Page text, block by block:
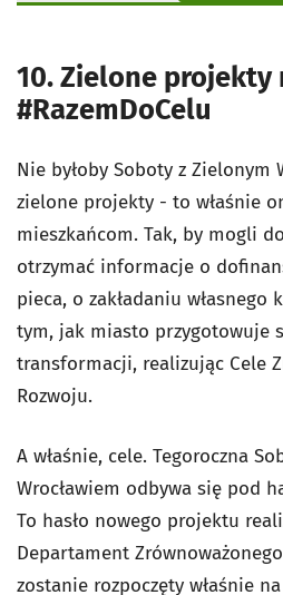
10. Zielone projekty
#RazemDoCelu
Nie byłoby Soboty z Zielonym
zielone projekty - to właśnie
mieszkańcom. Tak, by mogli
otrzymać informacje o
pieca, o zakładaniu własnego
tym, jak miasto przygotowuje
transformacji, realizując Cele
Rozwoju.
A właśnie, cele. Tegoroczna
Wrocławiem odbywa się pod
To hasło nowego projektu
Departament
zostanie rozpoczęty właśnie